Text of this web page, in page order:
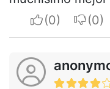
I apreciate
I